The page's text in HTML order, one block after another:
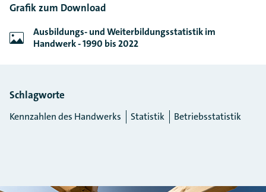
Grafik zum Download
Ausbildungs- und Weiterbildungsstatistik im
Handwerk - 1990 bis 2022
Schlagworte
Kennzahlen des Handwerks Statistik Betriebsstatistik